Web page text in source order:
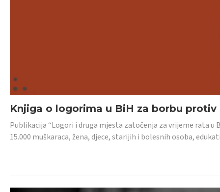
Knjiga o logorima u BiH za borbu
Publikacija “Logori i druga mjesta zatočenja za vrijeme rata u
15.000 muškaraca, žena, djece, starijih i bolesnih osoba,